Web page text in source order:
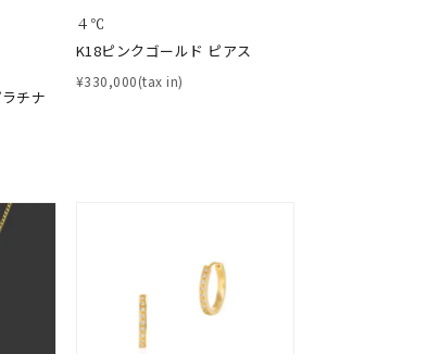
チナ
４℃
K18ピンクゴールド ピアス
¥330,000(tax in)